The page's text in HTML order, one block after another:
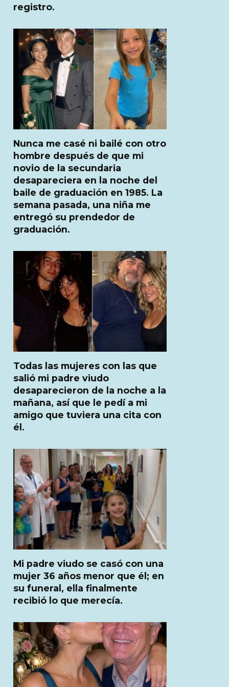
registro.
Nunca me casé ni bailé con otro
hombre después de que mi
novio de la secundaria
desapareciera en la noche del
baile de graduación en 1985. La
semana pasada, una niña me
entregó su prendedor de
graduación.
Todas las mujeres con las que
salió mi padre viudo
desaparecieron de la noche a la
mañana, así que le pedí a mi
amigo que tuviera una cita con
él.
Mi padre viudo se casó con una
mujer 36 años menor que él; en
su funeral, ella finalmente
recibió lo que merecía.